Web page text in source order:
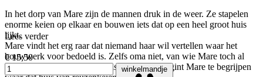
In het dorp van Mare zijn de mannen druk in de weer. Ze stapelen
enorme keien op elkaar en bouwen iets dat op een heel groot huis
lijkt.
Mare vindt het erg raar dat niemand haar wil vertellen waar het
bouwwerk voor bedoeld is. Zelfs oma niet, van wie Mare toch al
heel veel geleerd heeft. Pas als oma sterft, begint Mare te begrijpen
Lees verder
€ 15,50
winkelmandje